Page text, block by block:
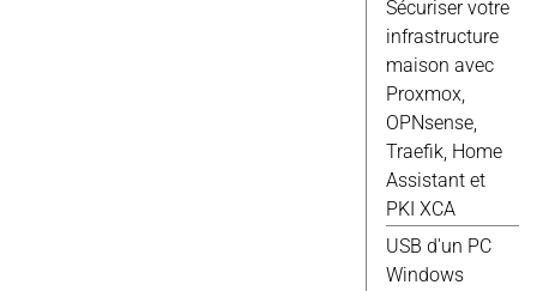
Domotique (6)
Elec (6)
Gimp (6)
Proxmox (6)
Web (6)
Fusion 360 (5)
Google (5)
Qemu (5)
Raspberry
(5)
Vmware (5)
Sécuriser votre
infrastructure
maison avec
Proxmox,
OPNsense,
Traefik, Home
Assistant et
PKI XCA
USB d'un PC
Windows